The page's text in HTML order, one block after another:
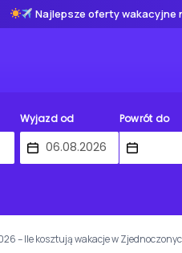
Najlepsze oferty wakacyjne
Wyjazd od Powrót do
– Ile kosztują wakacje w